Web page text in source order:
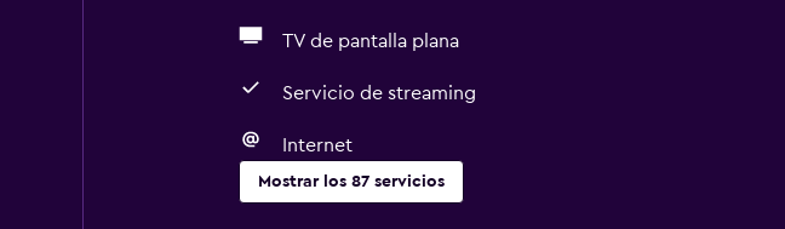
TV de pantalla plana
Servicio de streaming
Internet
Mostrar los 87 servicios